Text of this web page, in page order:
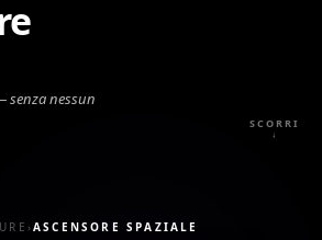
senza nessun
SCORRI
↓
›ASCENSORE SPAZIALE